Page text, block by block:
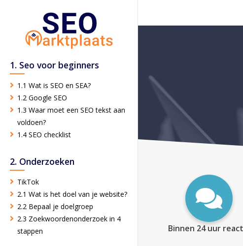
1. Seo voor beginners
1.1 Wat is SEO en SEA?
1.2 Google SEO
1.3 Waar moet een SEO tekst aan
voldoen?
1.4 SEO checklist
2. Onderzoeken
TikTok
2.1 Wat is het doel van je website?
2.2 Bepaal je doelgroep
2.3 Zoekwoordenonderzoek in 4
stappen
Binnen 24 uur